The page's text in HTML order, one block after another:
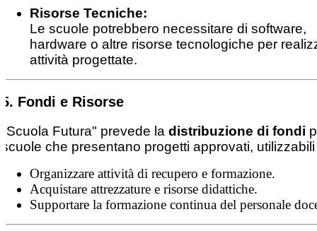
Risorse Tecniche:
Le scuole potrebbero necessitare di software,
hardware o altre risorse tecnologiche per
attività progettate.
5. Fondi e Risorse
"Scuola Futura" prevede la distribuzione di fondi
scuole che presentano progetti approvati,
Organizzare attività di recupero e formazione.
Acquistare attrezzature e risorse didattiche.
Supportare la formazione continua del personale